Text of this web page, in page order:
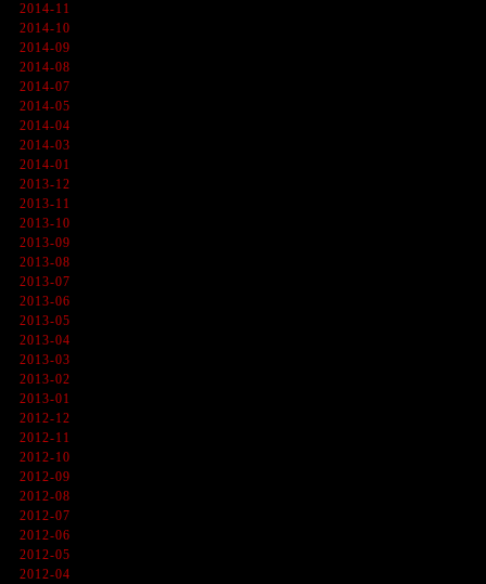
2014-11
2014-10
2014-09
2014-08
2014-07
2014-05
2014-04
2014-03
2014-01
2013-12
2013-11
2013-10
2013-09
2013-08
2013-07
2013-06
2013-05
2013-04
2013-03
2013-02
2013-01
2012-12
2012-11
2012-10
2012-09
2012-08
2012-07
2012-06
2012-05
2012-04